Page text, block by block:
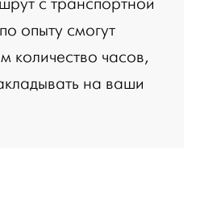
опыту смогут
количество часов,
на ваши